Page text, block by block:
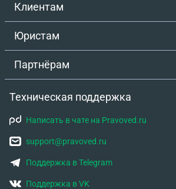
Клиентам
Юристам
Партнёрам
Техническая поддержка
Написать в чате на Pravoved.ru
support@pravoved.ru
Поддержка в Telegram
Поддержка в VK